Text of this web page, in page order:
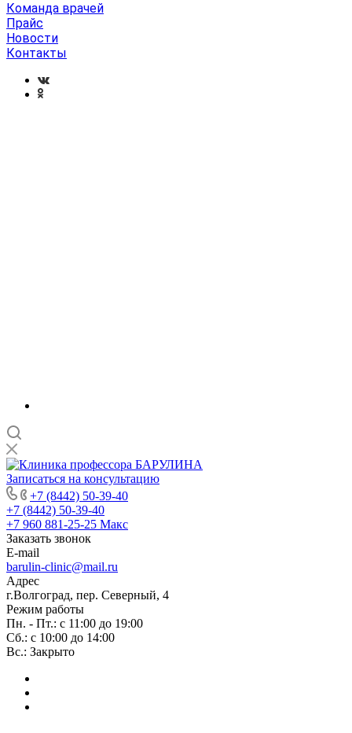
Команда врачей
Прайс
Новости
Контакты
Записаться на консультацию
+7 (8442) 50-39-40
+7 (8442) 50-39-40
+7 960 881-25-25 Макс
Заказать звонок
E-mail
barulin-clinic@mail.ru
Адрес
г.Волгоград, пер. Северный, 4
Режим работы
Пн. - Пт.: с 11:00 до 19:00
Сб.: с 10:00 до 14:00
Вс.: Закрыто